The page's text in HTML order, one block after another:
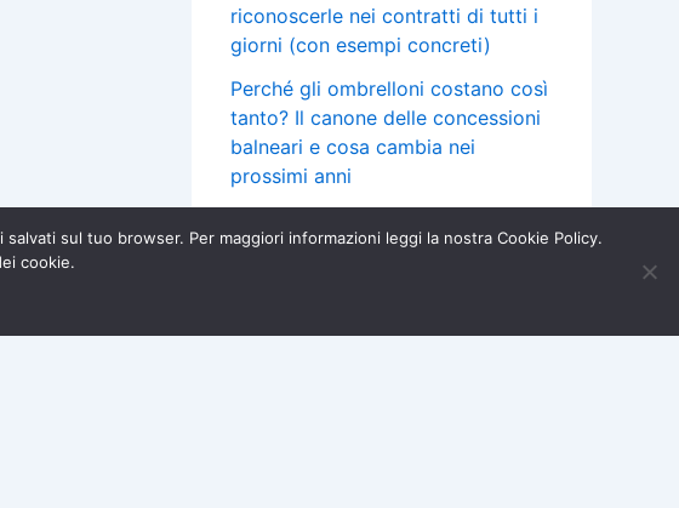
riconoscerle nei contratti di tutti i
giorni (con esempi concreti)
Perché gli ombrelloni costano così
tanto? Il canone delle concessioni
balneari e cosa cambia nei
prossimi anni
clausola “floor” e quando puoi
sul tuo browser. Per maggiori informazioni leggi la nostra Cookie Policy.
cookie.